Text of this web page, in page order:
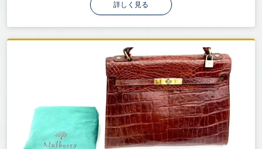
詳しく見る